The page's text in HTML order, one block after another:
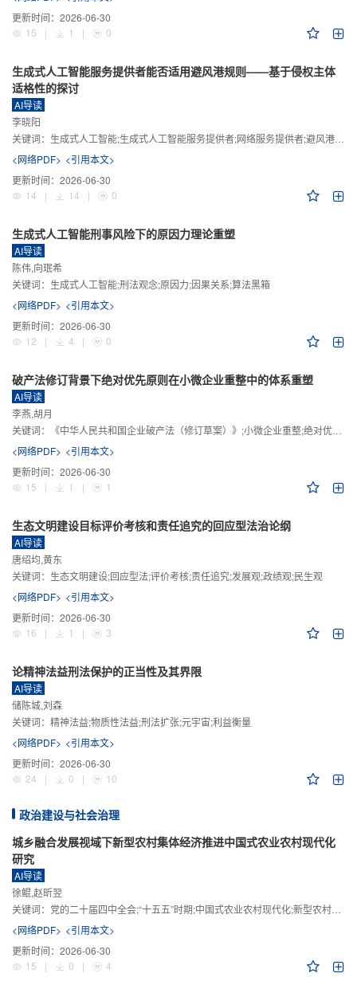
更新时间： 2026-06-30
15
| 1 | 0
生成式人工智能服务提供者能否适用避风港规则——基于侵权主体
适格性的探讨
AI导读
李晓阳
关键词： 生成式人工智能;生成式人工智能服务提供者;网络服务提供者;避风港规则;版权责任
<网络PDF> <引用本文>
更新时间： 2026-06-30
14
| 14 | 0
生成式人工智能刑事风险下的原因力理论重塑
AI导读
陈伟,向珉希
关键词： 生成式人工智能;刑法观念;原因力;因果关系;算法黑箱
<网络PDF> <引用本文>
更新时间： 2026-06-30
12
| 4 | 0
破产法修订背景下绝对优先原则在小微企业重整中的体系重塑
AI导读
李燕,胡月
关键词：
《中华人民共和国企业破产法（修订草案）》;小微企业重整;绝对优先原则;股东权益保留;预期可支配收入标准
<网络PDF> <引用本文>
更新时间： 2026-06-30
15
| 1 | 1
生态文明建设目标评价考核和责任追究的回应型法治论纲
AI导读
唐绍均,黄东
关键词： 生态文明建设;回应型法;评价考核;责任追究;发展观;政绩观;民生观
<网络PDF> <引用本文>
更新时间： 2026-06-30
16
| 1 | 3
论精神法益刑法保护的正当性及其界限
AI导读
储陈城,刘森
关键词： 精神法益;物质性法益;刑法扩张;元宇宙;利益衡量
<网络PDF> <引用本文>
更新时间： 2026-06-30
24
| 0 | 10
政治建设与社会治理
城乡融合发展视域下新型农村集体经济推进中国式农业农村现代化
研究
AI导读
徐鲲,赵昕翌
关键词： 党的二十届四中全会;“十五五”时期;中国式农业农村现代化;新型农村集体经济;城乡融合发展;新质生产力
<网络PDF> <引用本文>
更新时间： 2026-06-30
15
| 0 | 4